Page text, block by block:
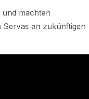
und machten
an zukünftigen